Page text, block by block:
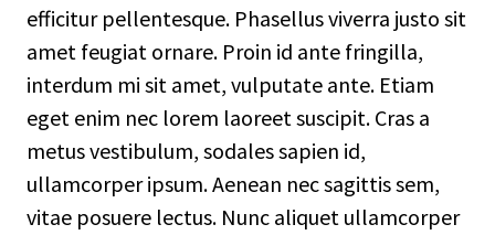
efficitur pellentesque. Phasellus viverra justo sit
amet feugiat ornare. Proin id ante fringilla,
interdum mi sit amet, vulputate ante. Etiam
eget enim nec lorem laoreet suscipit. Cras a
metus vestibulum, sodales sapien id,
ullamcorper ipsum. Aenean nec sagittis sem,
vitae posuere lectus. Nunc aliquet ullamcorper